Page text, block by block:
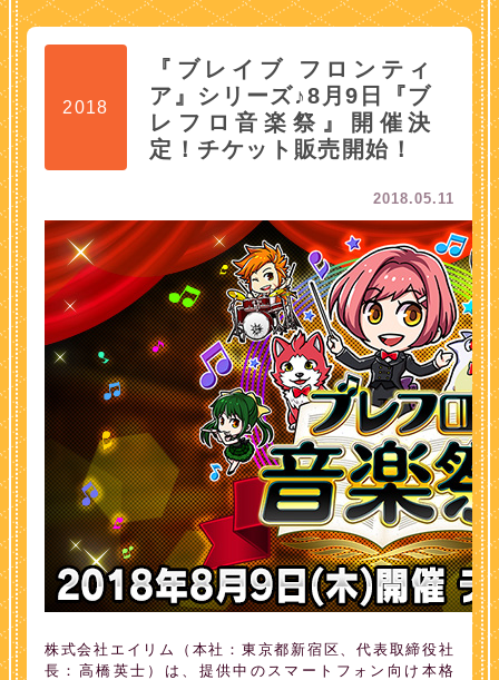
2018
『ブレイブ フロンティ
ア』シリーズ♪8月9日『ブ
レフロ音楽祭』開催決
定！チケット販売開始！
2018.05.11
株式会社エイリム（本社：東京都新宿区、代表取締役社
長：高橋英士）は、提供中のスマートフォン向け本格